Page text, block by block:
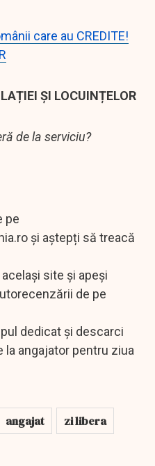
care au CREDITE!
ȘI LOCUINȚELOR
de la serviciu?
pe
și aștepți să treacă
site și apeși
de pe
dedicat și descarci
la angajator pentru ziua
angajat
zi libera